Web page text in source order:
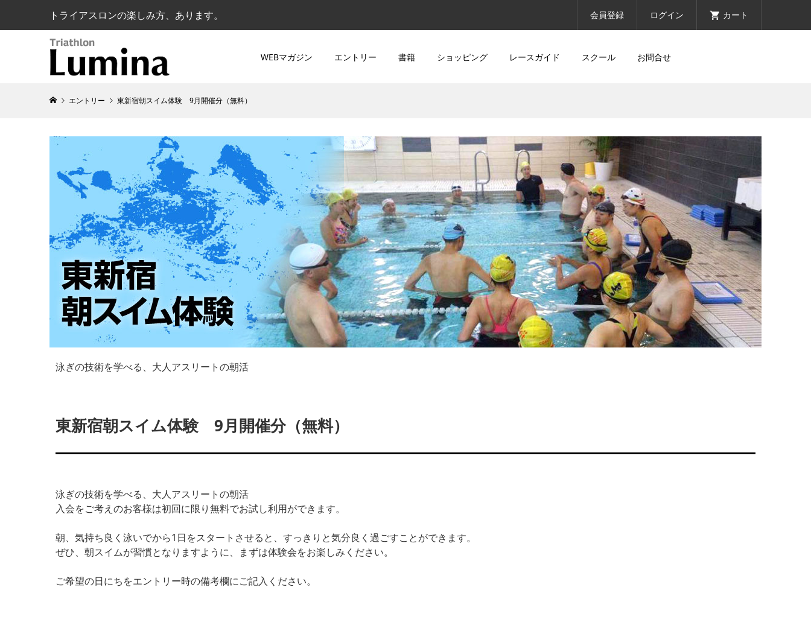
トライアスロンの楽しみ方、あります。 会員登録 ログイン カート
WEBマガジン エントリー 書籍 ショッピング レースガイド スクール お問合せ
エントリー 東新宿朝スイム体験 9月開催分（無料）
泳ぎの技術を学べる、大人アスリートの朝活
東新宿朝スイム体験 9月開催分（無料）
泳ぎの技術を学べる、大人アスリートの朝活
入会をご考えのお客様は初回に限り無料でお試し利用ができます。
朝、気持ち良く泳いでから1日をスタートさせると、すっきりと気分良く過ごすことができます。
ぜひ、朝スイムが習慣となりますように、まずは体験会をお楽しみください。
ご希望の日にちをエントリー時の備考欄にご記入ください。